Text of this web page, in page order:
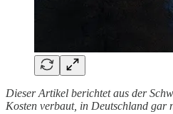
Dieser Artikel berichtet aus der
Kosten verbaut, in Deutschland gar